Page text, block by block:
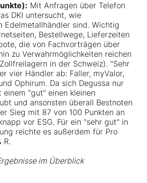
Mit Anfragen über Telefon
DKI untersucht, wie
Edelmetallhändler sind. Wichtig
Bestellwege, Lieferzeiten
die von Fachvorträgen über
zu Verwahrmöglichkeiten reichen
in der Schweiz). "Sehr
vier Händler ab: Faller, myValor,
Ophirum. Da sich Degussa nur
"gut" einen kleinen
und ansonsten überall Bestnoten
Sieg mit 87 von 100 Punkten an
vor ESG. Für ein "sehr gut" in
reichte es außerdem für Pro
R.
im Überblick